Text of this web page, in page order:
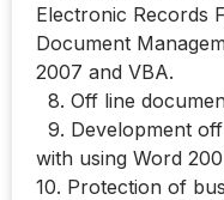
Electronic Records
Document
2007 and VBA.
8. Off line
9. Development
with using Word
10. Protection of